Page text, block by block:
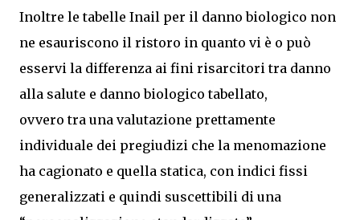
Inoltre le tabelle Inail per il danno biologico non
ne esauriscono il ristoro in quanto vi è o può
esservi la differenza ai fini risarcitori tra danno
alla salute e danno biologico tabellato,
ovvero tra una valutazione prettamente
individuale dei pregiudizi che la menomazione
ha cagionato e quella statica, con indici fissi
generalizzati e quindi suscettibili di una